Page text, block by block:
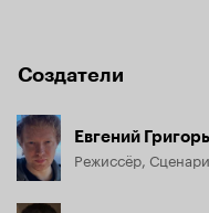
картины создают не
мира из металла, бетона
Создатели
Евгений
Режиссёр,